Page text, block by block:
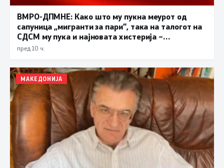
ВМРО-ДПМНЕ: Како што му пукна меурот од
сапуница „мигранти за пари“, така на талогот на
СДСМ му пука и најновата хистерија –
прифаќање на француски предлог
пред 10 ч.
МАКЕДОНИЈА